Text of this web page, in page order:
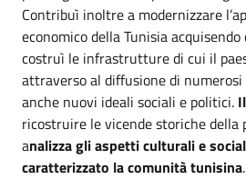
Contribuì inoltre a modernizzare
economico della Tunisia
costruì le infrastrutture di cui il
attraverso al diffusione di
anche nuovi ideali sociali e politici.
ricostruire le vicende storiche della
analizza gli aspetti culturali e
caratterizzato la comunità tunisina.